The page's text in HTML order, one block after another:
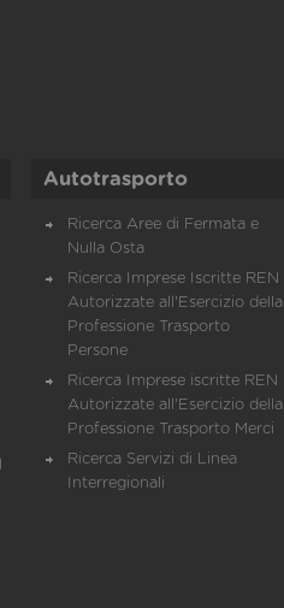
Autotrasporto
Ricerca Aree di Fermata e
Nulla Osta
Ricerca Imprese Iscritte REN
Autorizzate all'Esercizio della
Professione Trasporto
Persone
Ricerca Imprese iscritte REN
Autorizzate all'Esercizio della
Professione Trasporto Merci
Ricerca Servizi di Linea
Interregionali